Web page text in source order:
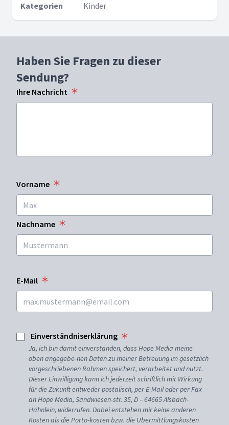
Kategorien
Kinder
Haben Sie Fragen zu dieser
Sendung?
Ihre Nachricht
Vorname
Nachname
E-Mail
Einverständniserklärung
Ja, ich bin damit einverstanden, dass Hope Media meine
oben angegebe-nen Daten zu meiner Betreuung im gesetzlich
vorgeschriebenen Rahmen speichert, verarbeitet und nutzt.
Dieser Einwilligung kann ich jederzeit schriftlich mit Wirkung
für die Zukunft entweder postalisch, per E-Mail oder per Fax
an Hope Media, Sandwiesen-str. 35, D – 64665 Alsbach-
Hähnlein, widerrufen. Dabei entstehen mir keine anderen
Kosten als die Porto-kosten bzw. die Übermittlungskosten